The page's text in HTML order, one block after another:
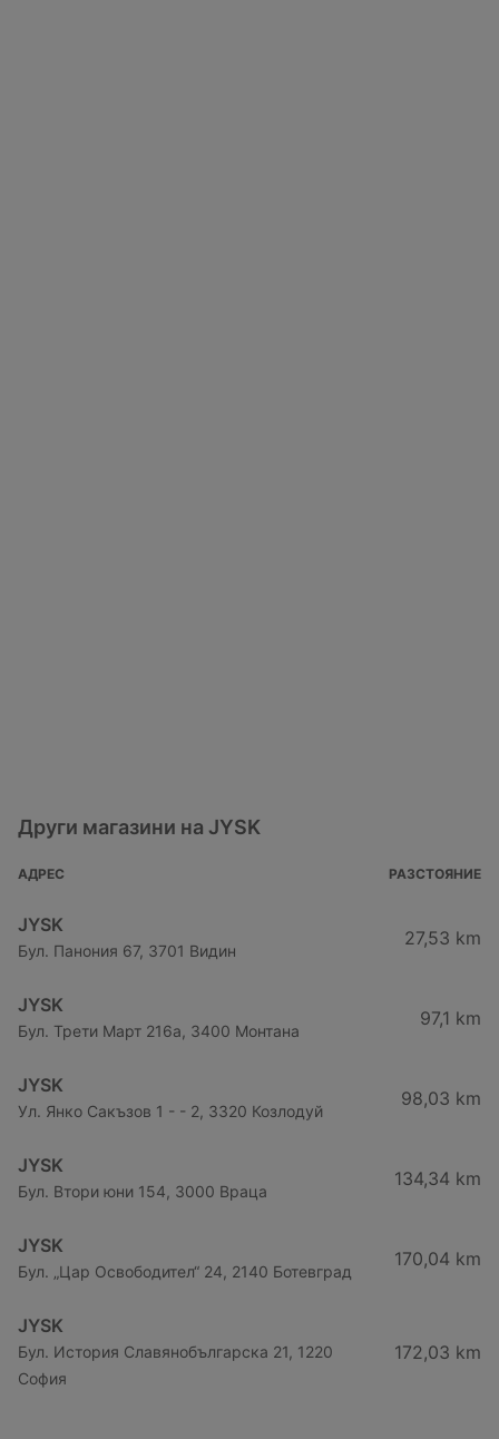
Други магазини на JYSK
АДРЕС РАЗСТОЯНИЕ
JYSK
Бул. Панония 67, 3701 Видин
27,53 km
JYSK
Бул. Трети Март 216a, 3400 Монтана
97,1 km
JYSK
Ул. Янко Сакъзов 1 - - 2, 3320 Козлодуй
98,03 km
JYSK
Бул. Втори юни 154, 3000 Враца
134,34 km
JYSK
Бул. „Цар Освободител“ 24, 2140 Ботевград
170,04 km
JYSK
Бул. История Славянобългарска 21, 1220
София
172,03 km